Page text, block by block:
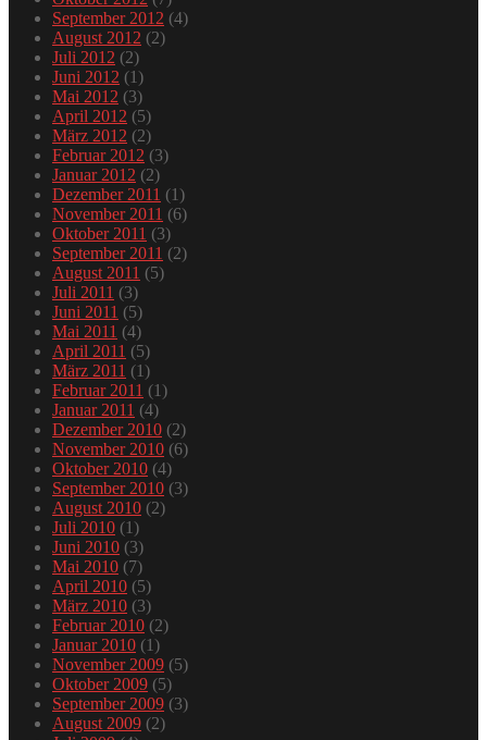
September 2012 (4)
August 2012 (2)
Juli 2012 (2)
Juni 2012 (1)
Mai 2012 (3)
April 2012 (5)
März 2012 (2)
Februar 2012 (3)
Januar 2012 (2)
Dezember 2011 (1)
November 2011 (6)
Oktober 2011 (3)
September 2011 (2)
August 2011 (5)
Juli 2011 (3)
Juni 2011 (5)
Mai 2011 (4)
April 2011 (5)
März 2011 (1)
Februar 2011 (1)
Januar 2011 (4)
Dezember 2010 (2)
November 2010 (6)
Oktober 2010 (4)
September 2010 (3)
August 2010 (2)
Juli 2010 (1)
Juni 2010 (3)
Mai 2010 (7)
April 2010 (5)
März 2010 (3)
Februar 2010 (2)
Januar 2010 (1)
November 2009 (5)
Oktober 2009 (5)
September 2009 (3)
August 2009 (2)